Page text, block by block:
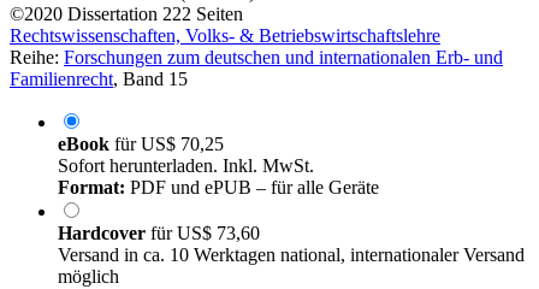
©2020 Dissertation 222 Seiten
Rechtswissenschaften, Volks- & Betriebswirtschaftslehre
Reihe: Forschungen zum deutschen und internationalen Erb- und
Familienrecht, Band 15
eBook fürUS$ 70,25
Sofort herunterladen. Inkl. MwSt.
Format: PDF und ePUB – für alle Geräte
Hardcover fürUS$ 73,60
Versand in ca. 10 Werktagen national, internationaler Versand
möglich